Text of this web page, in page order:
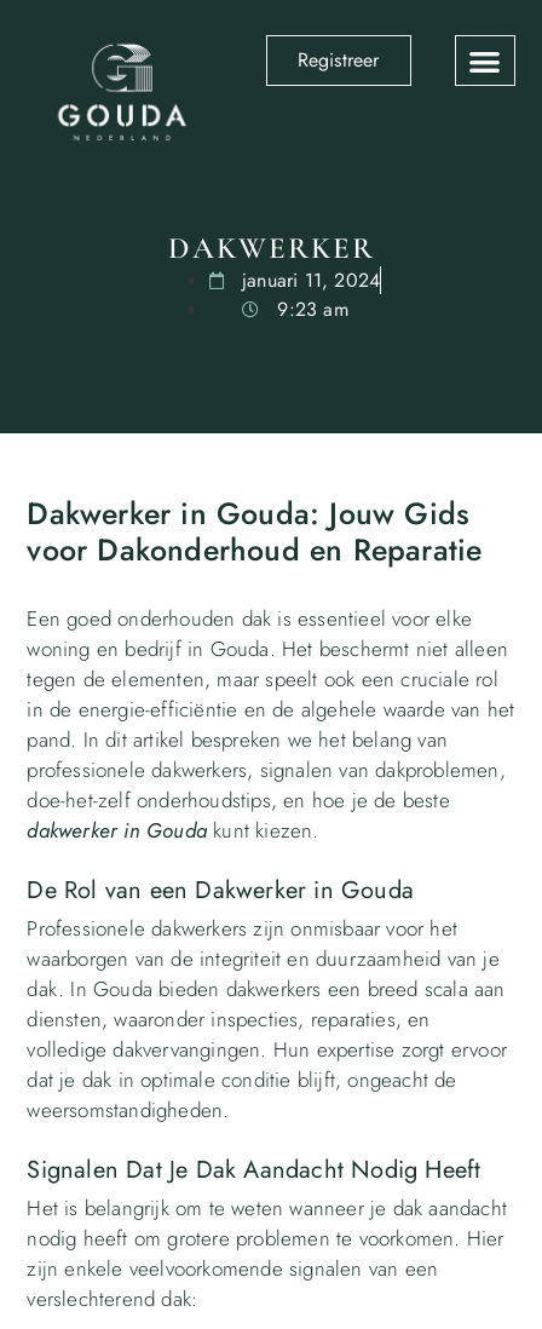
Registreer
DAKWERKER
januari 11, 2024
9:23 am
Dakwerker in Gouda: Jouw Gids
voor Dakonderhoud en Reparatie
Een goed onderhouden dak is essentieel voor elke
woning en bedrijf in Gouda. Het beschermt niet alleen
tegen de elementen, maar speelt ook een cruciale rol
in de energie-efficiëntie en de algehele waarde van het
pand. In dit artikel bespreken we het belang van
professionele dakwerkers, signalen van dakproblemen,
doe-het-zelf onderhoudstips, en hoe je de beste
dakwerker in Gouda kunt kiezen.
De Rol van een Dakwerker in Gouda
Professionele dakwerkers zijn onmisbaar voor het
waarborgen van de integriteit en duurzaamheid van je
dak. In Gouda bieden dakwerkers een breed scala aan
diensten, waaronder inspecties, reparaties, en
volledige dakvervangingen. Hun expertise zorgt ervoor
dat je dak in optimale conditie blijft, ongeacht de
weersomstandigheden.
Signalen Dat Je Dak Aandacht Nodig Heeft
Het is belangrijk om te weten wanneer je dak aandacht
nodig heeft om grotere problemen te voorkomen. Hier
zijn enkele veelvoorkomende signalen van een
verslechterend dak: